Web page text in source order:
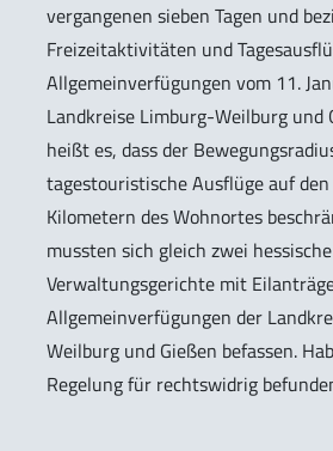
vergangenen sieben Tagen und
Freizeitaktivitäten und
Allgemeinverfügungen vom 11.
Landkreise Limburg-Weilburg und
heißt es, dass der
tagestouristische Ausflüge auf
Kilometern des Wohnortes
mussten sich gleich zwei hessische
Verwaltungsgerichte mit
Allgemeinverfügungen der
Weilburg und Gießen befassen.
Regelung für rechtswidrig